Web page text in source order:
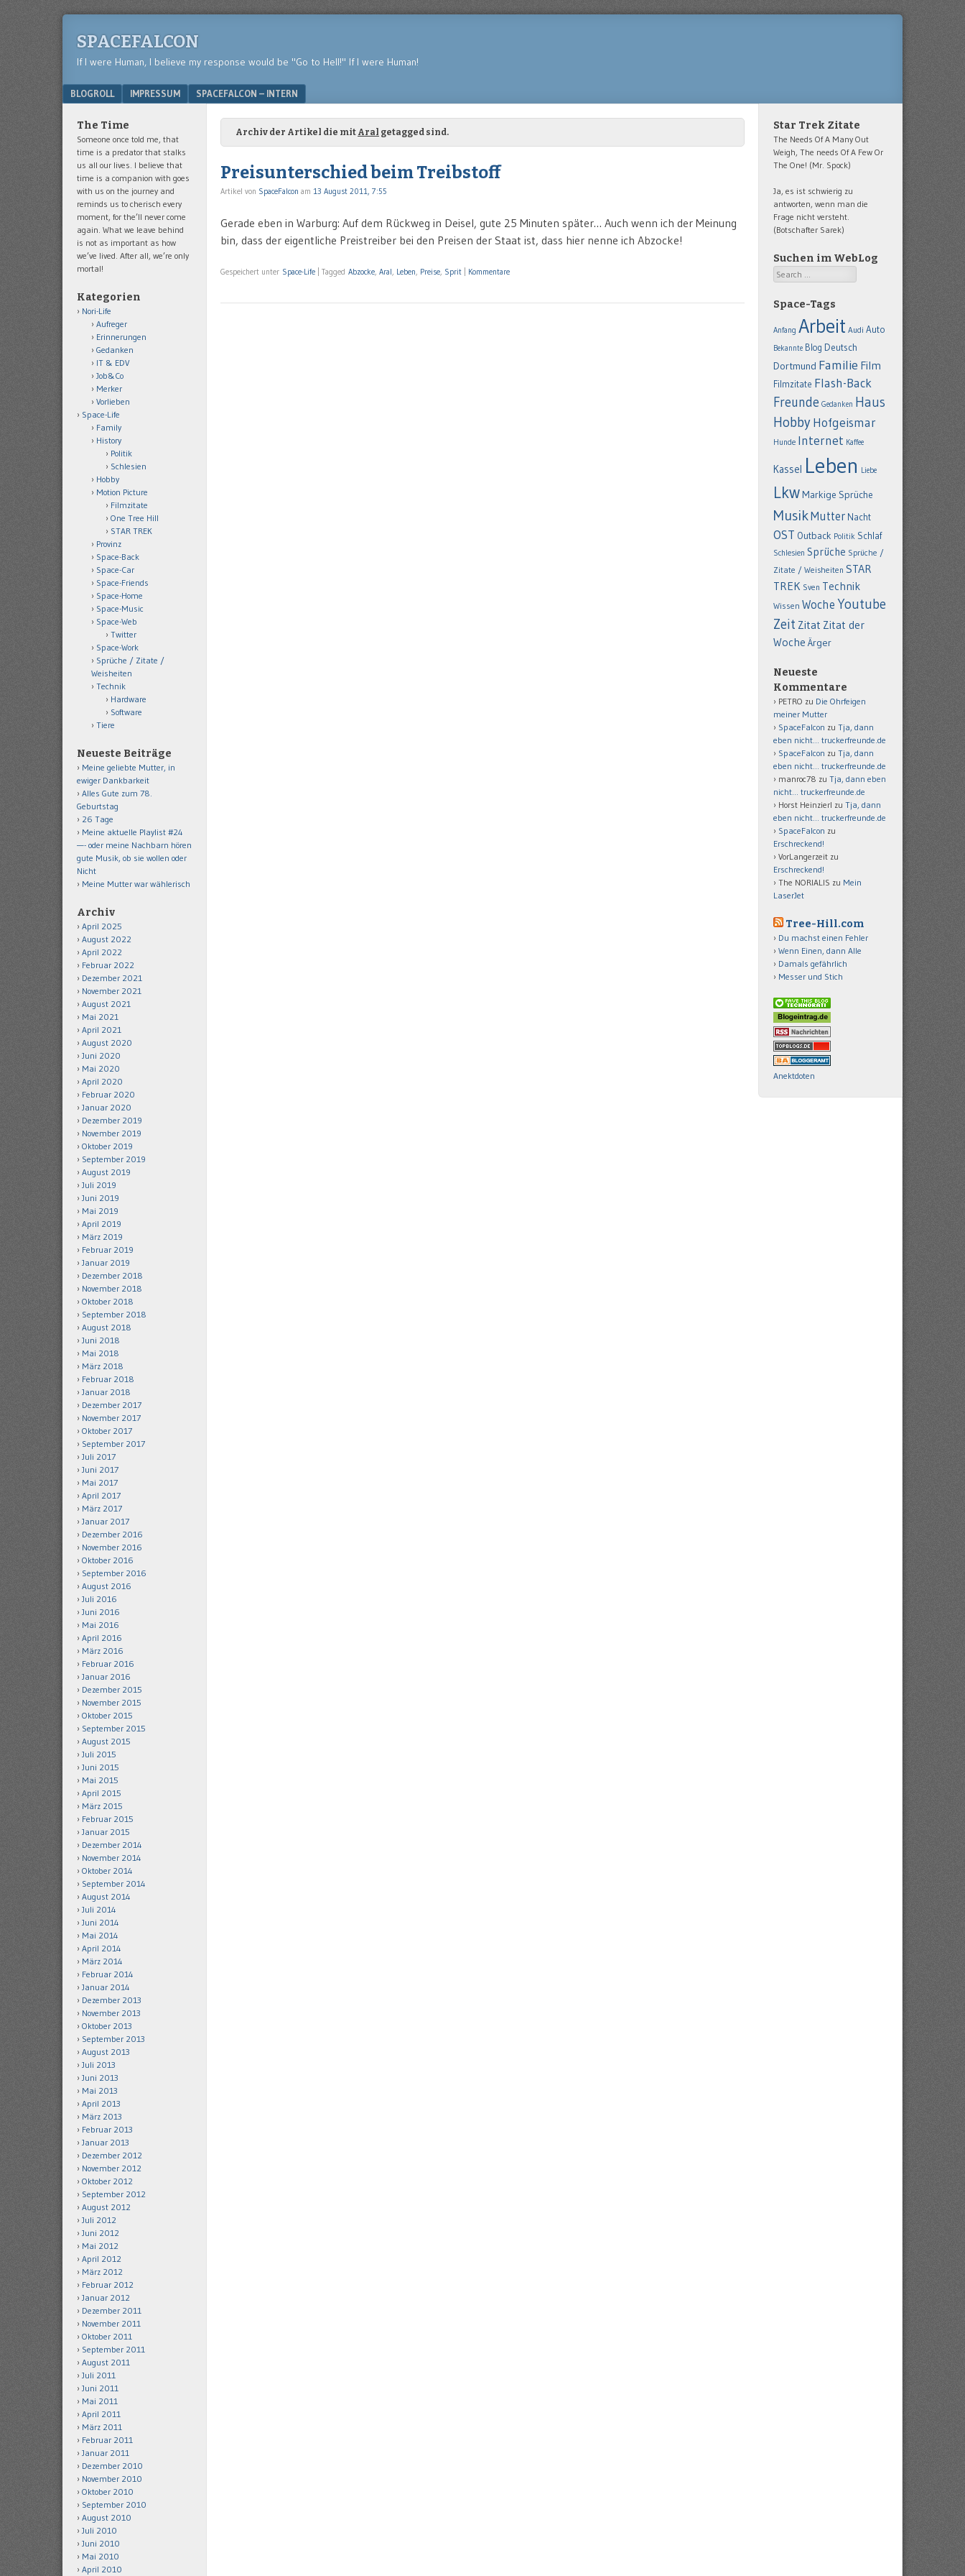
SPACEFALCON
If I were Human, I believe my response would be "Go to Hell!" If I were Human!
Menu
SKIP TO CONTENT
BLOGROLL IMPRESSUM SPACEFALCON – INTERN
Archiv der Artikel die mit Aral getagged sind.
Preisunterschied beim Treibstoff
Artikel von SpaceFalcon am 13 August 2011, 7:55
Gerade eben in Warburg: Auf dem Rückweg in Deisel, gute 25 Minuten später… Auch wenn ich der Meinung
bin, dass der eigentliche Preistreiber bei den Preisen der Staat ist, dass hier nenne ich Abzocke!
Gespeichert unter Space-Life Tagged Abzocke, Aral, Leben, Preise, Sprit Kommentare
The Time
Someone once told me, that
time is a predator that stalks
us all our lives. I believe that
time is a companion with goes
with us on the journey and
reminds us to cherisch every
moment, for the’ll never come
again. What we leave behind
is not as important as how
we’ve lived. After all, we’re only
mortal!
Kategorien
Nori-Life
Aufreger
Erinnerungen
Gedanken
IT & EDV
Job&Co
Merker
Vorlieben
Space-Life
Family
History
Politik
Schlesien
Hobby
Motion Picture
Filmzitate
One Tree Hill
STAR TREK
Provinz
Space-Back
Space-Car
Space-Friends
Space-Home
Space-Music
Space-Web
Twitter
Space-Work
Sprüche / Zitate /
Weisheiten
Technik
Hardware
Software
Tiere
Neueste Beiträge
Meine geliebte Mutter, in
ewiger Dankbarkeit
Alles Gute zum 78.
Geburtstag
26 Tage
Meine aktuelle Playlist #24
—- oder meine Nachbarn hören
gute Musik, ob sie wollen oder
Nicht
Meine Mutter war wählerisch
Archiv
April 2025
August 2022
April 2022
Februar 2022
Dezember 2021
November 2021
August 2021
Mai 2021
April 2021
August 2020
Juni 2020
Mai 2020
April 2020
Februar 2020
Januar 2020
Dezember 2019
November 2019
Oktober 2019
September 2019
August 2019
Juli 2019
Juni 2019
Mai 2019
April 2019
März 2019
Februar 2019
Januar 2019
Dezember 2018
November 2018
Oktober 2018
September 2018
August 2018
Juni 2018
Mai 2018
März 2018
Februar 2018
Januar 2018
Dezember 2017
November 2017
Oktober 2017
September 2017
Juli 2017
Juni 2017
Mai 2017
April 2017
März 2017
Januar 2017
Dezember 2016
November 2016
Oktober 2016
September 2016
August 2016
Juli 2016
Juni 2016
Mai 2016
April 2016
März 2016
Februar 2016
Januar 2016
Dezember 2015
November 2015
Oktober 2015
September 2015
August 2015
Juli 2015
Juni 2015
Mai 2015
April 2015
März 2015
Februar 2015
Januar 2015
Dezember 2014
November 2014
Oktober 2014
September 2014
August 2014
Juli 2014
Juni 2014
Mai 2014
April 2014
März 2014
Februar 2014
Januar 2014
Dezember 2013
November 2013
Oktober 2013
September 2013
August 2013
Juli 2013
Juni 2013
Mai 2013
April 2013
März 2013
Februar 2013
Januar 2013
Dezember 2012
November 2012
Oktober 2012
September 2012
August 2012
Juli 2012
Juni 2012
Mai 2012
April 2012
März 2012
Februar 2012
Januar 2012
Dezember 2011
November 2011
Oktober 2011
September 2011
August 2011
Juli 2011
Juni 2011
Mai 2011
April 2011
März 2011
Februar 2011
Januar 2011
Dezember 2010
November 2010
Oktober 2010
September 2010
August 2010
Juli 2010
Juni 2010
Mai 2010
April 2010
Star Trek Zitate
The Needs Of A Many Out
Weigh, The needs Of A Few Or
The One! (Mr. Spock)
Ja, es ist schwierig zu
antworten, wenn man die
Frage nicht versteht.
(Botschafter Sarek)
Suchen im WebLog
Search
Space-Tags
Anfang Arbeit Audi Auto
Bekannte Blog Deutsch
Dortmund Familie Film
Filmzitate Flash-Back
Freunde Gedanken Haus
HobbyHofgeismar
Hunde Internet Kaffee
Kassel Leben Liebe
LkwMarkige Sprüche
MusikMutter Nacht
OST Outback Politik Schlaf
Schlesien Sprüche Sprüche /
Zitate / Weisheiten STAR
TREK Sven Technik
Wissen Woche Youtube
Zeit Zitat Zitat der
Woche Ärger
Neueste
Kommentare
PETRO zu Die Ohrfeigen
meiner Mutter
SpaceFalcon zu Tja, dann
eben nicht… truckerfreunde.de
SpaceFalcon zu Tja, dann
eben nicht… truckerfreunde.de
manroc78 zu Tja, dann eben
nicht… truckerfreunde.de
Horst Heinzierl zu Tja, dann
eben nicht… truckerfreunde.de
SpaceFalcon zu
Erschreckend!
VorLangerzeit zu
Erschreckend!
The NORIALIS zu Mein
LaserJet
Tree-Hill.com
Du machst einen Fehler
Wenn Einen, dann Alle
Damals gefährlich
Messer und Stich
Anektdoten